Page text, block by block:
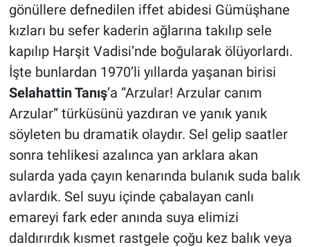
gönüllere defnedilen iffet abidesi Gümüşhane
kızları bu sefer kaderin ağlarına takılıp sele
kapılıp Harşit Vadisi’nde boğularak ölüyorlardı.
İşte bunlardan 1970’li yıllarda yaşanan birisi
Selahattin Tanış’a “Arzular! Arzular canım
Arzular” türküsünü yazdıran ve yanık yanık
söyleten bu dramatik olaydır. Sel gelip saatler
sonra tehlikesi azalınca yan arklara akan
sularda yada çayın kenarında bulanık suda balık
avlardık. Sel suyu içinde çabalayan canlı
emareyi fark eder anında suya elimizi
daldırırdık kısmet rastgele çoğu kez balık veya